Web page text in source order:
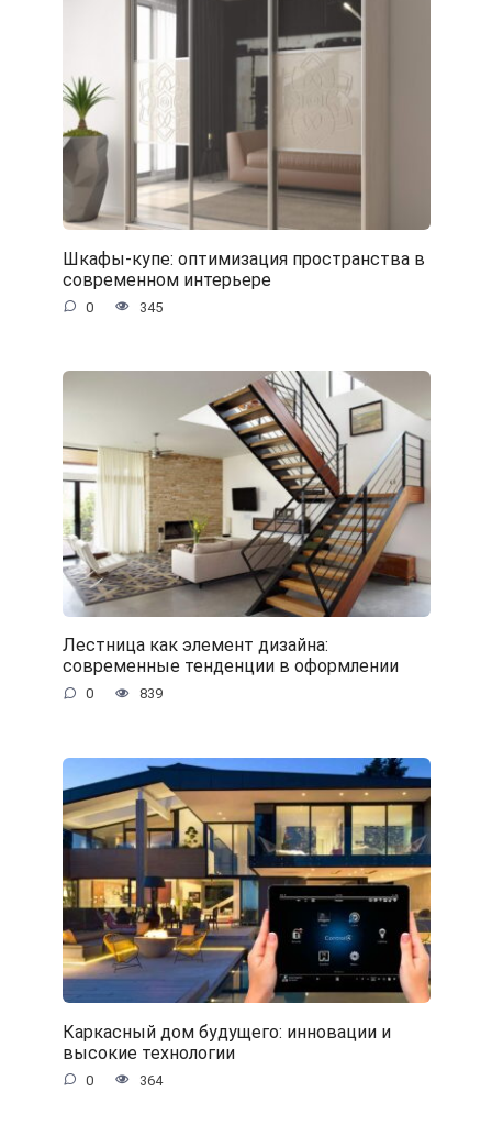
Шкафы-купе: оптимизация пространства в
современном интерьере
0 345
Лестница как элемент дизайна:
современные тенденции в оформлении
0 839
Каркасный дом будущего: инновации и
высокие технологии
0 364